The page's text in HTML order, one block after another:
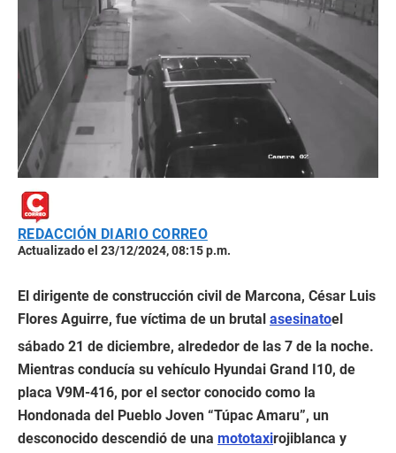
REDACCIÓN DIARIO CORREO
Actualizado el 23/12/2024, 08:15 p.m.
El dirigente de construcción civil de Marcona, César Luis
Flores Aguirre, fue víctima de un brutal asesinatoel
sábado 21 de diciembre, alrededor de las 7 de la noche.
Mientras conducía su vehículo Hyundai Grand I10, de
placa V9M-416, por el sector conocido como la
Hondonada del Pueblo Joven “Túpac Amaru”, un
desconocido descendió de una mototaxirojiblanca y